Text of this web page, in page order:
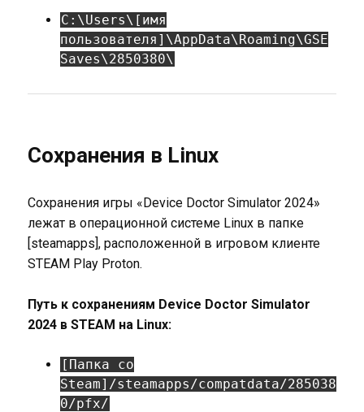
C:\Users\[имя
пользователя]\AppData\Roaming\GSE
Saves\2850380\
Сохранения в Linux
Сохранения игры «Device Doctor Simulator 2024»
лежат в операционной системе Linux в папке
[steamapps], расположенной в игровом клиенте
STEAM Play Proton.
Путь к сохранениям Device Doctor Simulator
2024 в STEAM на Linux:
[Папка со
Steam]/steamapps/compatdata/285038
0/pfx/